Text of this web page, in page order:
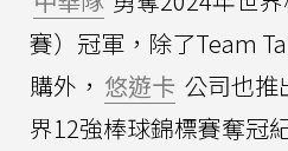
賽）冠軍，除了Team
購外， 悠遊卡 公司也推
界12強棒球錦標賽奪冠